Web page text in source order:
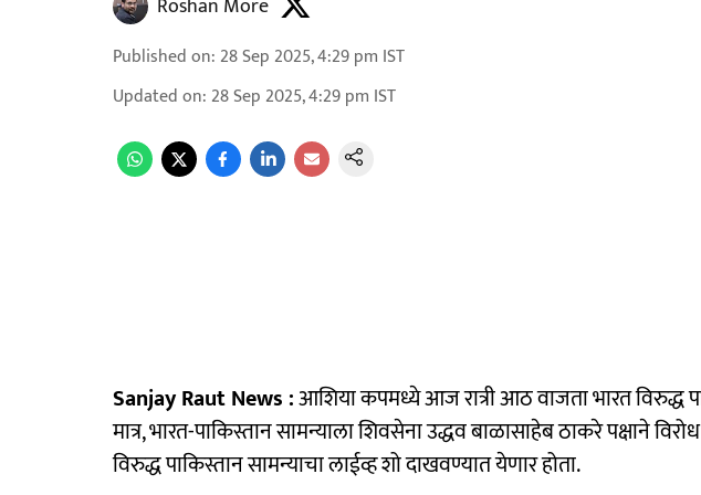
Roshan More
Published on: 28 Sep 2025, 4:29 pm IST
Updated on: 28 Sep 2025, 4:29 pm IST
Sanjay Raut News :आशिया कपमध्ये आज रात्री आठ वाजता भारत विरुद्ध
मात्र, भारत-पाकिस्तान सामन्याला शिवसेना उद्धव बाळासाहेब ठाकरे पक्षाने
विरुद्ध पाकिस्तान सामन्याचा लाईव्ह शो दाखवण्यात येणार होता.